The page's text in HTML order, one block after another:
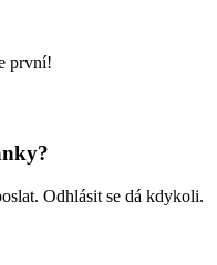
první!
Odhlásit se dá kdykoli.